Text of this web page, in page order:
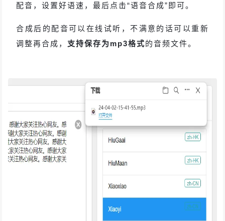
配音，设置好语速，最后点击“语音合成”即可。
合成后的配音可以在线试听，不满意的话可以重新
调整再合成， 支持保存为mp3格式的音频文件。